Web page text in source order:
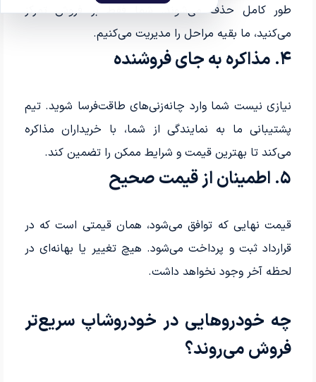
طور کامل حذف می‌شوند. شما فقط بر فروش تمرکز
می‌کنید، ما بقیه مراحل را مدیریت می‌کنیم.
۴. مذاکره به جای فروشنده
نیازی نیست شما وارد چانه‌زنی‌های طاقت‌فرسا شوید. تیم
پشتیبانی ما به نمایندگی از شما، با خریداران مذاکره
می‌کند تا بهترین قیمت و شرایط ممکن را تضمین کند.
۵. اطمینان از قیمت صحیح
قیمت نهایی که توافق می‌شود، همان قیمتی است که در
قرارداد ثبت و پرداخت می‌شود. هیچ تغییر یا بهانه‌ای در
لحظه آخر وجود نخواهد داشت.
چه خودروهایی در خودروشاپ سریع‌تر
فروش می‌روند؟